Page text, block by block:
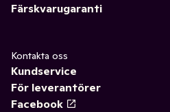
Färskvarugaranti
Kontakta oss
Kundservice
För leverantörer
Facebook